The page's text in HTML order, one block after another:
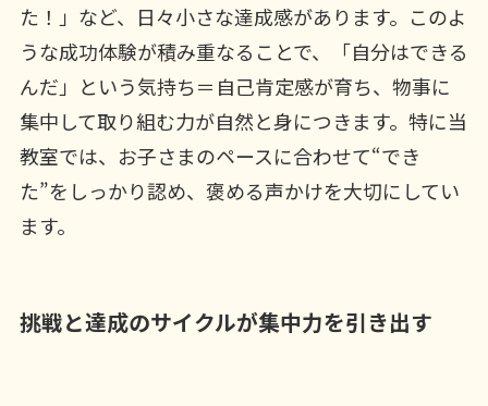
た！」など、日々小さな達成感があります。このよ
うな成功体験が積み重なることで、「自分はできる
んだ」という気持ち＝自己肯定感が育ち、物事に
集中して取り組む力が自然と身につきます。特に当
教室では、お子さまのペースに合わせて“でき
た”をしっかり認め、褒める声かけを大切にしてい
ます。
挑戦と達成のサイクルが集中力を引き出す